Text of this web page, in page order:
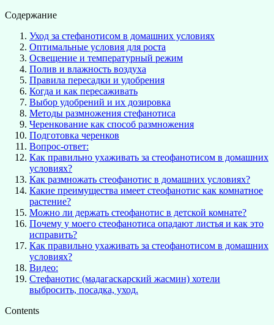
Содержание
Уход за стефанотисом в домашних условиях
Оптимальные условия для роста
Освещение и температурный режим
Полив и влажность воздуха
Правила пересадки и удобрения
Когда и как пересаживать
Выбор удобрений и их дозировка
Методы размножения стефанотиса
Черенкование как способ размножения
Подготовка черенков
Вопрос-ответ:
Как правильно ухаживать за стеофанотисом в домашних
условиях?
Как размножать стеофанотис в домашних условиях?
Какие преимущества имеет стеофанотис как комнатное
растение?
Можно ли держать стеофанотис в детской комнате?
Почему у моего стеофанотиса опадают листья и как это
исправить?
Как правильно ухаживать за стеофанотисом в домашних
условиях?
Видео:
Стефанотис (мадагаскарский жасмин) хотели
выбросить, посадка, уход.
Contents